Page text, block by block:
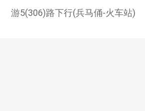
游5(306)路下行(兵马俑-火车站)